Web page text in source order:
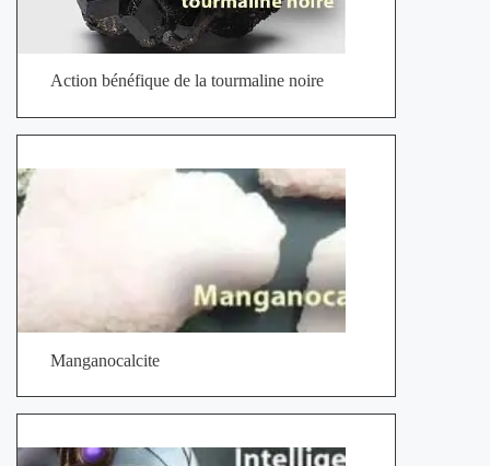
Action bénéfique de la tourmaline noire
Manganocalcite